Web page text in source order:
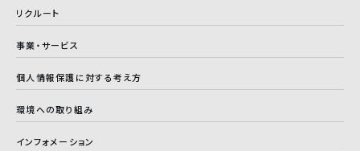
リクルート
事業・サービス
個人情報保護に対する考え方
環境への取り組み
インフォメーション